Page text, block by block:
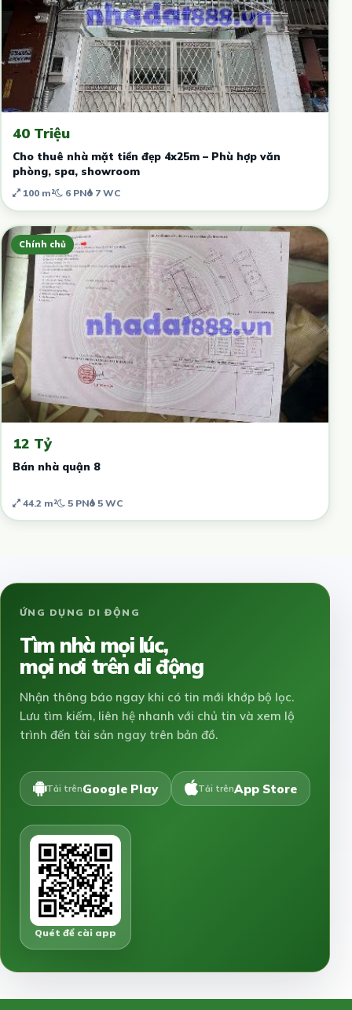
40 Triệu
Cho thuê nhà mặt tiền đẹp 4x25m – Phù hợp văn
phòng, spa, showroom
100 m² 6 PN 7 WC
Chính chủ
12 Tỷ
Bán nhà quận 8
44.2 m² 5 PN 5 WC
ỨNG DỤNG DI ĐỘNG
Tìm nhà mọi lúc,
mọi nơi trên di động
Nhận thông báo ngay khi có tin mới khớp bộ lọc.
Lưu tìm kiếm, liên hệ nhanh với chủ tin và xem lộ
trình đến tài sản ngay trên bản đồ.
Tải trênGoogle Play Tải trênApp Store
Quét để cài app